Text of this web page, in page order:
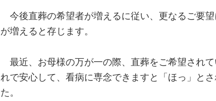
今後直葬の希望者が増えるに従い、更なるご要
が増えると存じます。
最近、お母様の万が一の際、直葬をご希望され
れで安心して、看病に専念できますと「ほっ」と
た。